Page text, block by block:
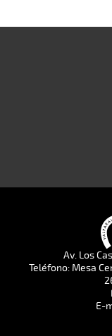
Av. Los
Teléfono: Mesa
E-